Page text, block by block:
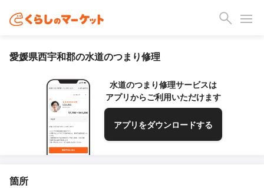
愛媛県西宇和郡の水道のつまり修理
水道のつまり修理サービスは
アプリからご利用いただけます
アプリをダウンロードする
箇所